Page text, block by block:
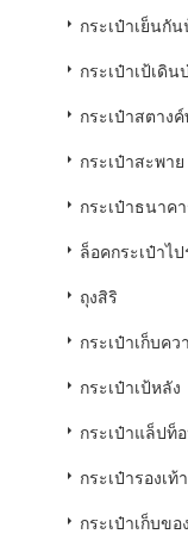
กระเป๋าเย็นกัน
กระเป๋าเป้เดิน
กระเป๋าสตาง
กระเป๋าสะพาย
กระเป๋าธนาค
ล็อคกระเป๋าไ
ถุงสิริ
กระเป๋าเก็บคว
กระเป๋าเป้หลัง
กระเป๋าแล็ปท็
กระเป๋ารองเท้า
กระเป๋าเก็บของ